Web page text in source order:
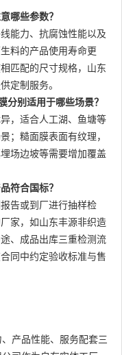
哪些参数？
能力、抗腐蚀性能以及
料的产品使用寿命更
匹配的尺寸规格，山东
定制服务。
分别适用于哪些场景？
，适合人工湖、鱼塘等
；糙面膜表面有纹理，
场边坡等需要增加覆盖
符合国标？
告或到厂进行抽样检
家，如山东丰源非织造
、成品出库三重检测流
同中约定验收标准与售
产品性能、服务配套三